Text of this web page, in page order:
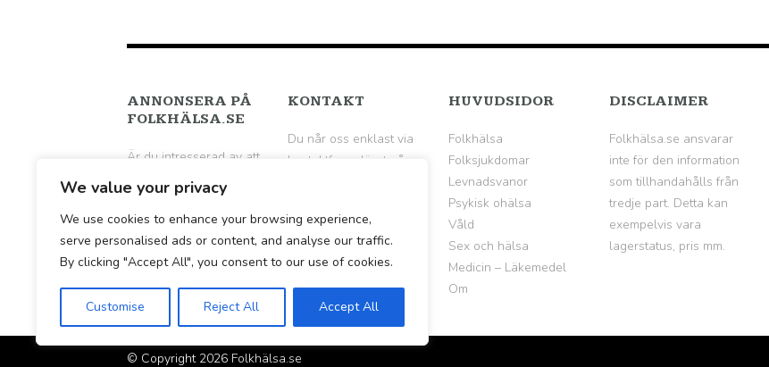
We value your privacy
We use cookies to enhance your browsing experience,
serve personalised ads or content, and analyse our traffic.
By clicking "Accept All", you consent to our use of cookies.
Customise Reject All Accept All
ANNONSERA PÅ
FOLKHÄLSA.SE
Är du intresserad av att
annonsera på
Folkhälsa.se? Hör av dig
till oss per mail för en
vidare diskussion.
KONTAKT
Du når oss enklast via
kontaktformuläret på
HUVUDSIDOR
Folkhälsa
Folksjukdomar
Levnadsvanor
Psykisk ohälsa
Våld
Sex och hälsa
Medicin – Läkemedel
Om
DISCLAIMER
Folkhälsa.se ansvarar
inte för den information
som tillhandahålls från
tredje part. Detta kan
exempelvis vara
lagerstatus, pris mm.
© Copyright 2026 Folkhälsa.se